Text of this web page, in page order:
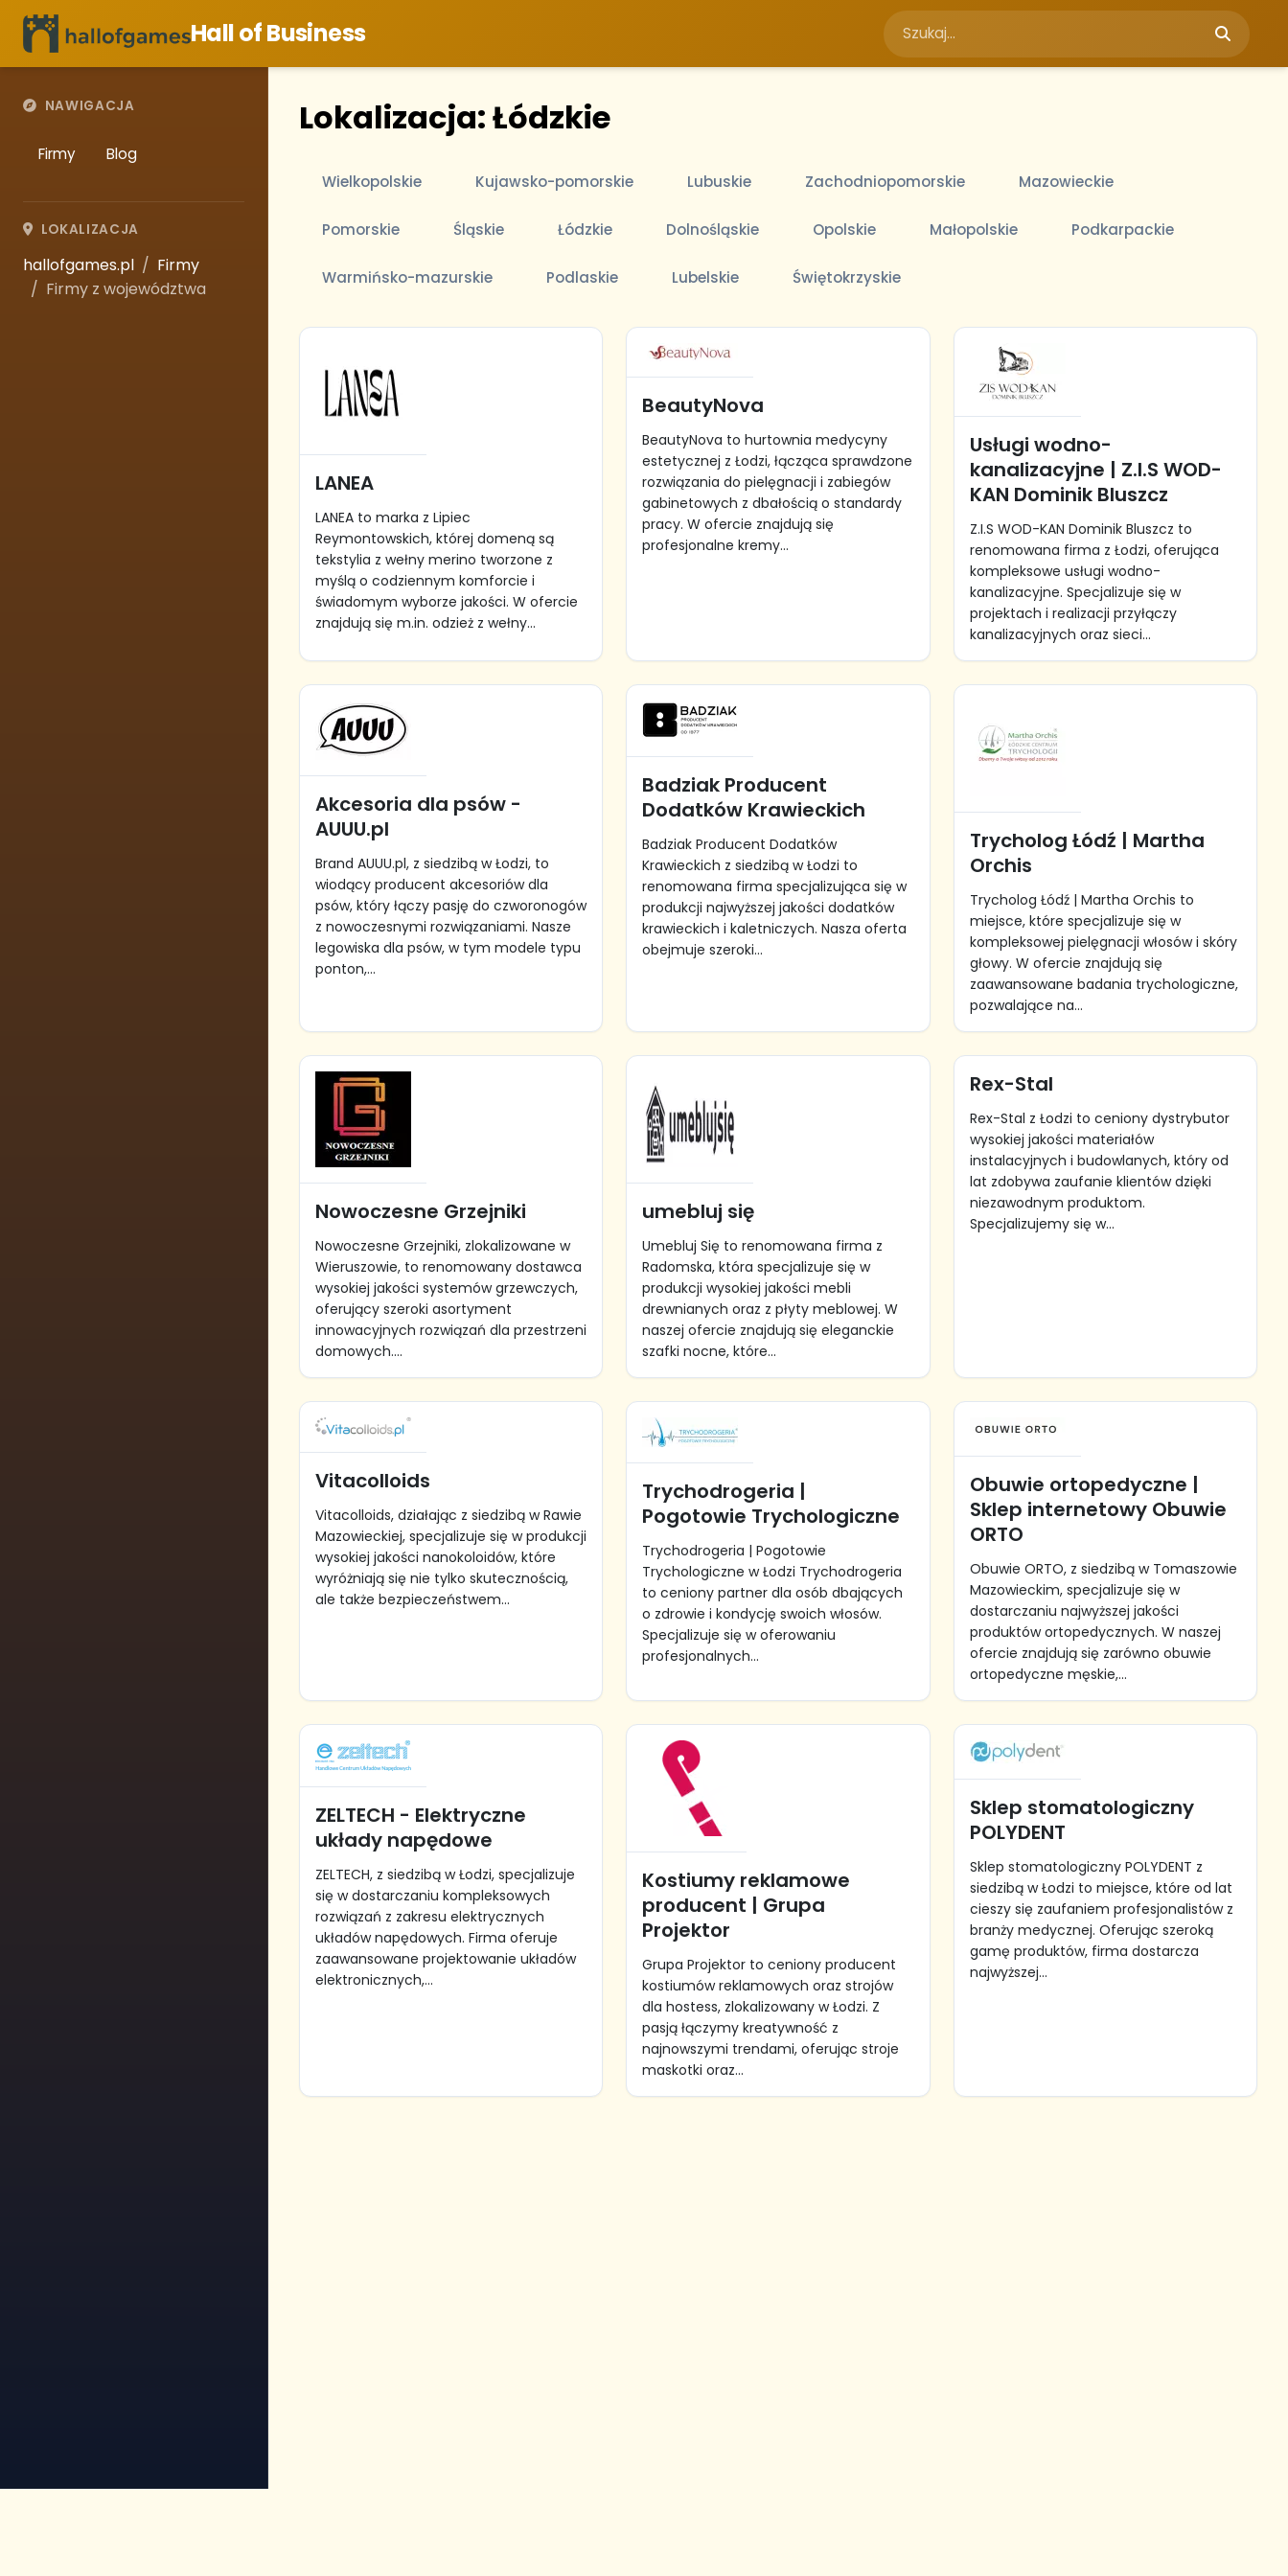
Hall of Business
NAWIGACJA
Firmy Blog
LOKALIZACJA
hallofgames.pl
Firmy
Firmy z województwa
Lokalizacja: Łódzkie
Wielkopolskie Kujawsko-pomorskie Lubuskie Zachodniopomorskie Mazowieckie
Pomorskie Śląskie Łódzkie Dolnośląskie Opolskie Małopolskie Podkarpackie
Warmińsko-mazurskie Podlaskie Lubelskie Świętokrzyskie
LANEA
LANEA to marka z Lipiec
Reymontowskich, której domeną są
tekstylia z wełny merino tworzone z
myślą o codziennym komforcie i
świadomym wyborze jakości. W ofercie
znajdują się m.in. odzież z wełny...
BeautyNova
BeautyNova to hurtownia medycyny
estetycznej z Łodzi, łącząca sprawdzone
rozwiązania do pielęgnacji i zabiegów
gabinetowych z dbałością o standardy
pracy. W ofercie znajdują się
profesjonalne kremy...
Usługi wodno-
kanalizacyjne | Z.I.S WOD-
KAN Dominik Bluszcz
Z.I.S WOD-KAN Dominik Bluszcz to
renomowana firma z Łodzi, oferująca
kompleksowe usługi wodno-
kanalizacyjne. Specjalizuje się w
projektach i realizacji przyłączy
kanalizacyjnych oraz sieci...
Akcesoria dla psów -
AUUU.pl
Brand AUUU.pl, z siedzibą w Łodzi, to
wiodący producent akcesoriów dla
psów, który łączy pasję do czworonogów
z nowoczesnymi rozwiązaniami. Nasze
legowiska dla psów, w tym modele typu
ponton,...
Badziak Producent
Dodatków Krawieckich
Badziak Producent Dodatków
Krawieckich z siedzibą w Łodzi to
renomowana firma specjalizująca się w
produkcji najwyższej jakości dodatków
krawieckich i kaletniczych. Nasza oferta
obejmuje szeroki...
Trycholog Łódź | Martha
Orchis
Trycholog Łódź | Martha Orchis to
miejsce, które specjalizuje się w
kompleksowej pielęgnacji włosów i skóry
głowy. W ofercie znajdują się
zaawansowane badania trychologiczne,
pozwalające na...
Nowoczesne Grzejniki
Nowoczesne Grzejniki, zlokalizowane w
Wieruszowie, to renomowany dostawca
wysokiej jakości systemów grzewczych,
oferujący szeroki asortyment
innowacyjnych rozwiązań dla przestrzeni
domowych....
umebluj się
Umebluj Się to renomowana firma z
Radomska, która specjalizuje się w
produkcji wysokiej jakości mebli
drewnianych oraz z płyty meblowej. W
naszej ofercie znajdują się eleganckie
szafki nocne, które...
Rex-Stal
Rex-Stal z Łodzi to ceniony dystrybutor
wysokiej jakości materiałów
instalacyjnych i budowlanych, który od
lat zdobywa zaufanie klientów dzięki
niezawodnym produktom.
Specjalizujemy się w...
Vitacolloids
Vitacolloids, działając z siedzibą w Rawie
Mazowieckiej, specjalizuje się w produkcji
wysokiej jakości nanokoloidów, które
wyróżniają się nie tylko skutecznością,
ale także bezpieczeństwem...
Trychodrogeria |
Pogotowie Trychologiczne
Trychodrogeria | Pogotowie
Trychologiczne w Łodzi Trychodrogeria
to ceniony partner dla osób dbających
o zdrowie i kondycję swoich włosów.
Specjalizuje się w oferowaniu
profesjonalnych...
Obuwie ortopedyczne |
Sklep internetowy Obuwie
ORTO
Obuwie ORTO, z siedzibą w Tomaszowie
Mazowieckim, specjalizuje się w
dostarczaniu najwyższej jakości
produktów ortopedycznych. W naszej
ofercie znajdują się zarówno obuwie
ortopedyczne męskie,...
ZELTECH - Elektryczne
układy napędowe
ZELTECH, z siedzibą w Łodzi, specjalizuje
się w dostarczaniu kompleksowych
rozwiązań z zakresu elektrycznych
układów napędowych. Firma oferuje
zaawansowane projektowanie układów
elektronicznych,...
Kostiumy reklamowe
producent | Grupa
Projektor
Grupa Projektor to ceniony producent
kostiumów reklamowych oraz strojów
dla hostess, zlokalizowany w Łodzi. Z
pasją łączymy kreatywność z
najnowszymi trendami, oferując stroje
maskotki oraz...
Sklep stomatologiczny
POLYDENT
Sklep stomatologiczny POLYDENT z
siedzibą w Łodzi to miejsce, które od lat
cieszy się zaufaniem profesjonalistów z
branży medycznej. Oferując szeroką
gamę produktów, firma dostarcza
najwyższej...